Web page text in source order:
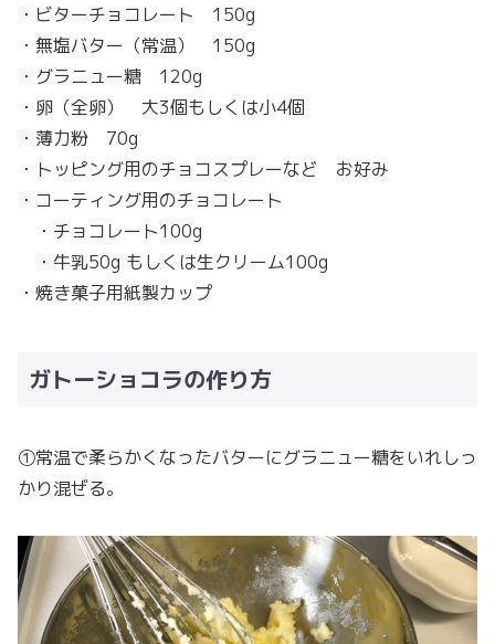
・ビターチョコレート 150g
・無塩バター（常温） 150g
・グラニュー糖 120g
・卵（全卵） 大3個もしくは小4個
・薄力粉 70g
・トッピング用のチョコスプレーなど お好み
・コーティング用のチョコレート
・チョコレート100g
・牛乳50g もしくは生クリーム100g
・焼き菓子用紙製カップ
ガトーショコラの作り方
①常温で柔らかくなったバターにグラニュー糖をいれしっ
かり混ぜる。